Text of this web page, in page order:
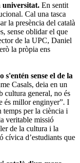
universitat. En sentit
Cal una tasca
la presència del català
sense oblidar el que
de la UPC, Daniel
la pròpia ens
sense el de la
Casals, deia en un
cultura general, no és
és millor enginyer”. I
temps per la ciència i
veritable missió
de la cultura i la
cívica d’estudiants que